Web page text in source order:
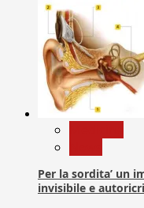
Per la sordita’ un
invisibile e